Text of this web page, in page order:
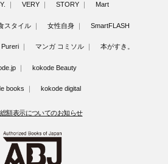
VERY STORY Mart
スタイル 女性自身 SmartFLASH
マンガ コミソル 本がすき。
kokode Beauty
books kokode digital
額表示についてのお知らせ